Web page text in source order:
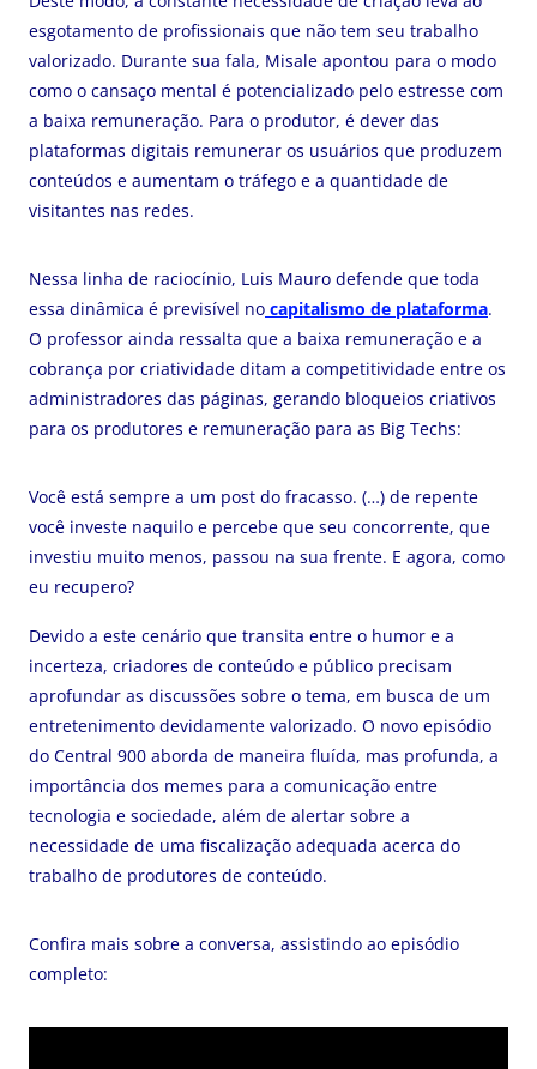
esgotamento de profissionais que não tem seu trabalho
valorizado. Durante sua fala, Misale apontou para o modo
como o cansaço mental é potencializado pelo estresse com
a baixa remuneração. Para o produtor, é dever das
plataformas digitais remunerar os usuários que produzem
conteúdos e aumentam o tráfego e a quantidade de
visitantes nas redes.
Nessa linha de raciocínio, Luis Mauro defende que toda
essa dinâmica é previsível no capitalismo de plataforma.
O professor ainda ressalta que a baixa remuneração e a
cobrança por criatividade ditam a competitividade entre os
administradores das páginas, gerando bloqueios criativos
para os produtores e remuneração para as Big Techs:
Você está sempre a um post do fracasso. (…) de repente
você investe naquilo e percebe que seu concorrente, que
investiu muito menos, passou na sua frente. E agora, como
eu recupero?
Devido a este cenário que transita entre o humor e a
incerteza, criadores de conteúdo e público precisam
aprofundar as discussões sobre o tema, em busca de um
entretenimento devidamente valorizado. O novo episódio
do Central 900 aborda de maneira fluída, mas profunda, a
importância dos memes para a comunicação entre
tecnologia e sociedade, além de alertar sobre a
necessidade de uma fiscalização adequada acerca do
trabalho de produtores de conteúdo.
Confira mais sobre a conversa, assistindo ao episódio
completo: